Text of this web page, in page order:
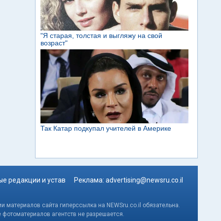
редакции и устав Реклама: advertising@newsru.co.il
сайта гиперссылка на NEWSru.co.il обязательна.
агентств не разрешается.